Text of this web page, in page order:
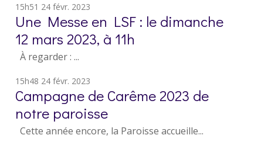
15h51 24 févr. 2023
Une Messe en LSF : le dimanche
12 mars 2023, à 11h
À regarder : ...
15h48 24 févr. 2023
Campagne de Carême 2023 de
notre paroisse
Cette année encore, la Paroisse accueille...